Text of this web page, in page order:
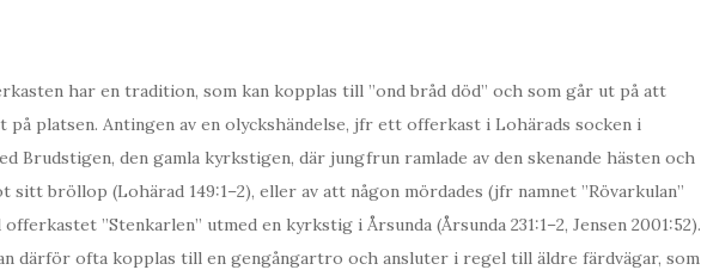
har en tradition, som kan kopplas till ”ond bråd död” och som går ut på att
på platsen. Antingen av en olyckshändelse, jfr ett offerkast i Lohärads socken i
Brudstigen, den gamla kyrkstigen, där jungfrun ramlade av den skenande hästen och
sitt bröllop (Lohärad 149:1–2), eller av att någon mördades (jfr namnet ”Rövarkulan”
offerkastet ”Stenkarlen” utmed en kyrkstig i Årsunda (Årsunda 231:1–2, Jensen 2001:52).
därför ofta kopplas till en gengångartro och ansluter i regel till äldre färdvägar, som